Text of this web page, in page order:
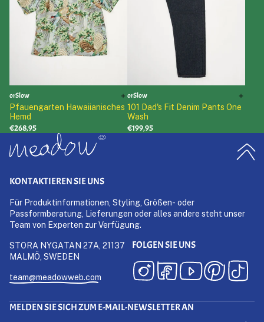
orSlow
Pfauengarten Hawaiianisches
Hemd
€268,95
orSlow
101 Dad's Fit Denim Pants One
Wash
€199,95
KONTAKTIEREN SIE UNS
Für Produktinformationen, Styling, Größen- oder
Passformberatung, Lieferungen oder alles andere steht unser
Team von Experten zur Verfügung.
STORA NYGATAN 27A, 21137
MALMÖ, SWEDEN
team@meadowweb.com
FOLGEN SIE UNS
MELDEN SIE SICH ZUM E-MAIL-NEWSLETTER AN